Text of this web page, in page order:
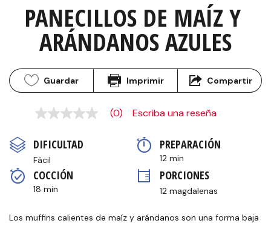
PANECILLOS DE MAÍZ Y
ARÁNDANOS AZULES
Guardar Imprimir Compartir
Sin
en
la
misma
página.
(0) Escriba una reseña
DIFICULTAD
Fácil
PREPARACIÓN
12 min
COCCIÓN
18 min
PORCIONES
12 magdalenas
Los muffins calientes de maíz y arándanos son una forma baja